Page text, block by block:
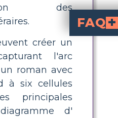
des
créer un
l'arc
roman avec
à six cellules
principales
d'
FAQ